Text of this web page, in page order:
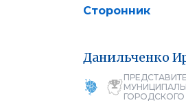
Сторонник
Данильченко
ГОРОДСКОГО